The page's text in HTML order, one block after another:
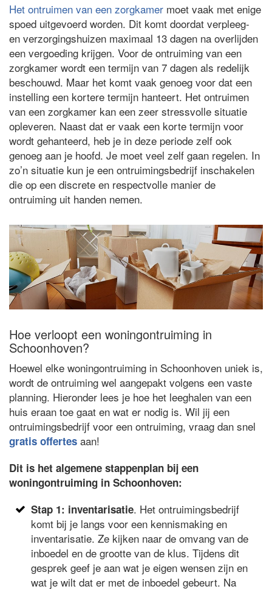
Het ontruimen van een zorgkamer moet vaak met enige
spoed uitgevoerd worden. Dit komt doordat verpleeg-
en verzorgingshuizen maximaal 13 dagen na overlijden
een vergoeding krijgen. Voor de ontruiming van een
zorgkamer wordt een termijn van 7 dagen als redelijk
beschouwd. Maar het komt vaak genoeg voor dat een
instelling een kortere termijn hanteert. Het ontruimen
van een zorgkamer kan een zeer stressvolle situatie
opleveren. Naast dat er vaak een korte termijn voor
wordt gehanteerd, heb je in deze periode zelf ook
genoeg aan je hoofd. Je moet veel zelf gaan regelen. In
zo’n situatie kun je een ontruimingsbedrijf inschakelen
die op een discrete en respectvolle manier de
ontruiming uit handen nemen.
Hoe verloopt een woningontruiming in
Schoonhoven?
Hoewel elke woningontruiming in Schoonhoven uniek is,
wordt de ontruiming wel aangepakt volgens een vaste
planning. Hieronder lees je hoe het leeghalen van een
huis eraan toe gaat en wat er nodig is. Wil jij een
ontruimingsbedrijf voor een ontruiming, vraag dan snel
gratis offertes aan!
Dit is het algemene stappenplan bij een
woningontruiming in Schoonhoven:
Stap 1: inventarisatie. Het ontruimingsbedrijf
komt bij je langs voor een kennismaking en
inventarisatie. Ze kijken naar de omvang van de
inboedel en de grootte van de klus. Tijdens dit
gesprek geef je aan wat je eigen wensen zijn en
wat je wilt dat er met de inboedel gebeurt. Na